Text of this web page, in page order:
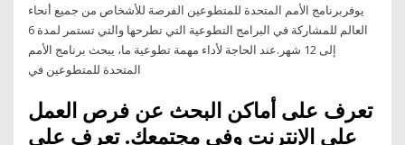
يوفربرنامج الأمم المتحدة للمتطوعين الفرصة للأشخاص من جميع أنحاء
العالم للمشاركة في البرامج التطوعية التي تطرحها والتي تستمر لمدة 6
إلى 12 شهر.عند الحاجة لأداء مهمة تطوعية ما، يبحث برنامج الأمم
المتحدة للمتطوعين في
تعرف على أماكن البحث عن فرص العمل
على الإنترنت وفي مجتمعك. تعرف على